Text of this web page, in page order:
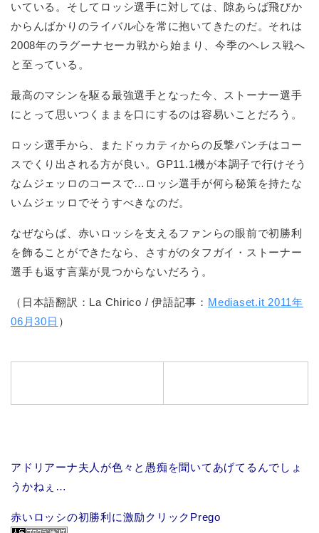
いている。そしてロッシ選手に対しては、隙あらば飛びか
からんばかりのライバル心を常に抱いてきたのだ。それは
2008年のラグーナセーカ戦から始まり、今季のヘレス戦へ
と至っている。
最高のマシンを駆る最強選手となった今、ストーナー選手
にとって思いつくままを口にするのは容易いことだろう。
ロッシ選手から、またドゥカティからの反撃パンチはコー
スでくり出される方が良い。GP11.1機が本調子で行けそう
なムジェッロのコースで…ロッシ選手が何ら秘策を持たな
いムジェッロでそうすべきなのだ。
なぜならば、赤いロッシを支えるファンらの眼前で初勝利
を飾ることができたなら、さすがのタフガイ・ストーナー
選手も返す言葉が見つからないだろう。
（日本語翻訳：La Chirico / 伊語記事： Mediaset.it 2011年
06月30日 ）
アドリアーナ夫人が色々と愚痴を聞いてあげてるんでしょ
うかねぇ…
赤いロッシの初勝利に激励クリックPrego